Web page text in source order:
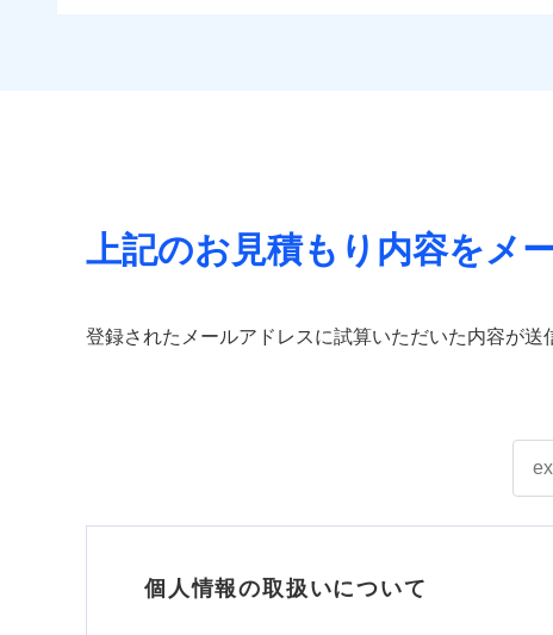
上記のお見積もり内容をメ
登録されたメールアドレスに試算いただいた内容が送
個人情報の取扱いについて